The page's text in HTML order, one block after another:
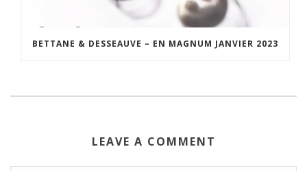
BETTANE & DESSEAUVE – EN MAGNUM JANVIER 2023
LEAVE A COMMENT